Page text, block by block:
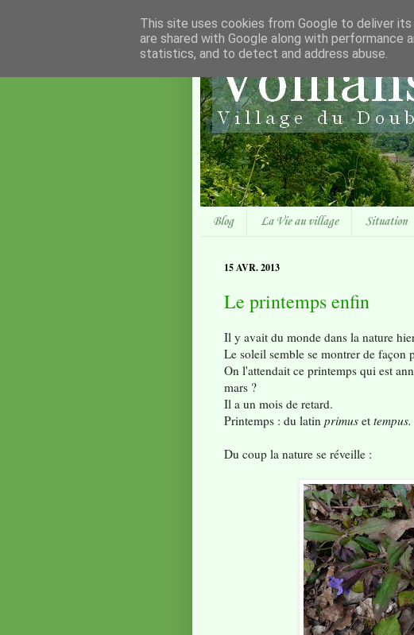
Blog La Vie au village Situation
15 AVR. 2013
Le printemps enfin
Il y avait du monde dans la nature
Le soleil semble se montrer de façon
On l'attendait ce printemps qui est
mars ?
Il a un mois de retard.
Printemps : du latin primus et tempus.
Du coup la nature se réveille :
This site uses cookies from Google to deliver
are shared with Google along with
statistics, and to detect and address abuse.